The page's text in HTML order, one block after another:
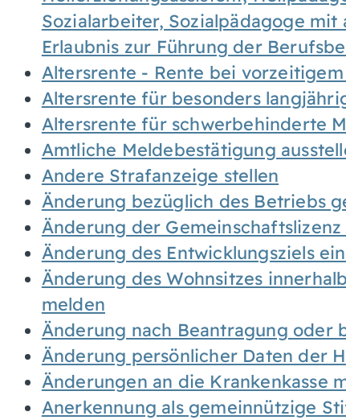
Sozialarbeiter, Sozialpädagoge
Erlaubnis zur Führung der
Altersrente - Rente bei
Altersrente für besonders
Altersrente für schwerbehinderte
Amtliche Meldebestätigung
Andere Strafanzeige stellen
Änderung bezüglich des Betriebs
Änderung der
Änderung des Entwicklungsziels
Änderung des Wohnsitzes
melden
Änderung nach Beantragung oder
Änderung persönlicher Daten der
Änderungen an die Krankenkasse
Anerkennung als gemeinnützige